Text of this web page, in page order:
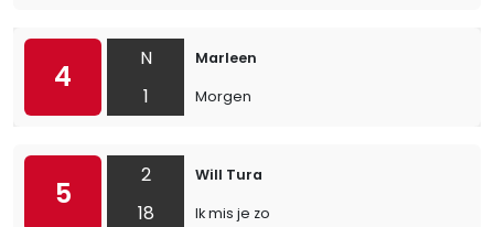
4
N
1
Marleen
Morgen
5
2
18
Will Tura
Ik mis je zo